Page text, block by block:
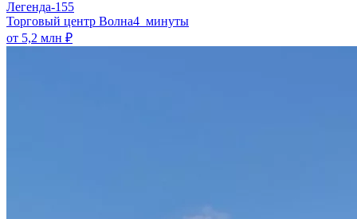
Легенда-155
​Торговый центр Волна4 минуты
от 5,2 млн ₽